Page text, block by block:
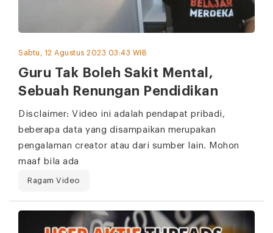
Sabtu, 12 Agustus 2023 03:43 WIB
Guru Tak Boleh Sakit Mental,
Sebuah Renungan Pendidikan
Disclaimer: Video ini adalah pendapat pribadi,
beberapa data yang disampaikan merupakan
pengalaman creator atau dari sumber lain. Mohon
maaf bila ada
Ragam Video